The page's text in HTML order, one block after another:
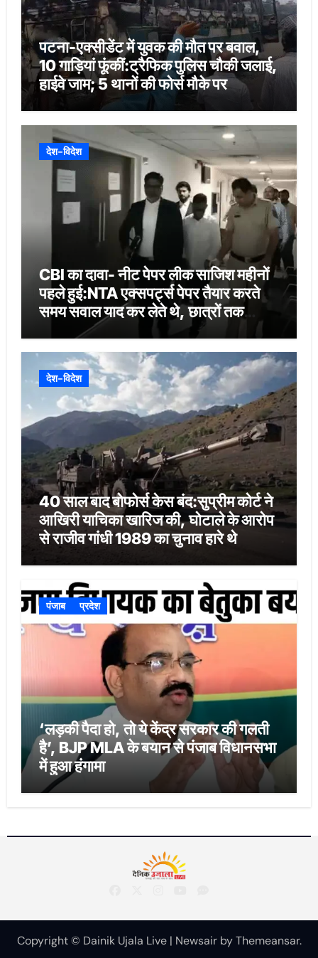
पटना-एक्सीडेंट में युवक की मौत पर बवाल,
10 गाड़ियां फूंकीं:ट्रैफिक पुलिस चौकी जलाई,
हाईवे जाम; 5 थानों की फोर्स मौके पर
देश-विदेश
CBI का दावा- नीट पेपर लीक साजिश महीनों
पहले हुई:NTA एक्सपर्ट्स पेपर तैयार करते
समय सवाल याद कर लेते थे, छात्रों तक
वॉट्सएप-टेलीग्राम से पहुंचा
देश-विदेश
40 साल बाद बोफोर्स केस बंद:सुप्रीम कोर्ट ने
आखिरी याचिका खारिज की, घोटाले के आरोप
से राजीव गांधी 1989 का चुनाव हारे थे
पंजाब प्रदेश
‘लड़की पैदा हो, तो ये केंद्र सरकार की गलती
है’, BJP MLA के बयान से पंजाब विधानसभा
में हुआ हंगामा
Copyright © Dainik Ujala Live | NewsairbyThemeansar.